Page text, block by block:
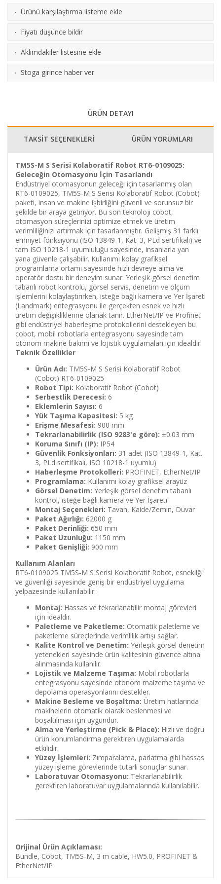
· Ürünü karşılaştırma listeme ekle
· Fiyatı düşünce bildir
· Aklımdakiler listesine ekle
· Stoga girince haber ver
ÜRÜN DETAYI
TAKSİT SEÇENEKLERİ ÜRÜN YORUMLARI
TM5S-M S Serisi Kolaboratif Robot RT6-0109025:
Geleceğin Otomasyonu İçin Tasarlandı
Endüstriyel otomasyonun geleceği için tasarlanmış olan
RT6-0109025, TM5S-M S Serisi Kolaboratif Robot (Cobot)
paketi, insan ve makine işbirliğini güvenli ve sorunsuz bir
şekilde bir araya getiriyor. Bu son teknoloji cobot,
otomasyon süreçlerinizi optimize etmek ve üretim
verimliliğinizi artırmak için tasarlanmıştır. Gelişmiş 31 farklı
emniyet fonksiyonu (ISO 13849-1, Kat. 3, PLd sertifikalı) ve
tam ISO 10218-1 uyumluluğu sayesinde, insanlarla yan
yana güvenle çalışabilir. Kullanımı kolay grafiksel
programlama ortamı sayesinde hızlı devreye alma ve
operatör dostu bir deneyim sunar. Yerleşik görsel denetim
tabanlı robot kontrolü, görsel servis, denetim ve ölçüm
işlemlerini kolaylaştırırken, isteğe bağlı kamera ve Yer İşareti
(Landmark) entegrasyonu ile gerçekten esnek ve hızlı
üretim değişikliklerine olanak tanır. EtherNet/IP ve Profinet
gibi endüstriyel haberleşme protokollerini destekleyen bu
cobot, mobil robotlarla entegrasyonu sayesinde tam
otonom makine bakımı ve lojistik uygulamaları için idealdir.
Teknik Özellikler
Ürün Adı: TM5S-M S Serisi Kolaboratif Robot
(Cobot) RT6-0109025
Robot Tipi: Kolaboratif Robot (Cobot)
Serbestlik Derecesi: 6
Eklemlerin Sayısı: 6
Yük Taşıma Kapasitesi: 5 kg
Erişme Mesafesi: 900 mm
Tekrarlanabilirlik (ISO 9283'e göre): ±0.03 mm
Koruma Sınıfı (IP): IP54
Güvenlik Fonksiyonları: 31 adet (ISO 13849-1, Kat.
3, PLd sertifikalı, ISO 10218-1 uyumlu)
Haberleşme Protokolleri: PROFINET, EtherNet/IP
Programlama: Kullanımı kolay grafiksel arayüz
Görsel Denetim: Yerleşik görsel denetim tabanlı
kontrol, isteğe bağlı kamera ve Yer İşareti
Montaj Seçenekleri: Tavan, Kaide/Zemin, Duvar
Paket Ağırlığı: 62000 g
Paket Derinliği: 650 mm
Paket Uzunluğu: 1150 mm
Paket Genişliği: 900 mm
Kullanım Alanları
RT6-0109025 TM5S-M S Serisi Kolaboratif Robot, esnekliği
ve güvenliği sayesinde geniş bir endüstriyel uygulama
yelpazesinde kullanılabilir:
Montaj: Hassas ve tekrarlanabilir montaj görevleri
için idealdir.
Paletleme ve Paketleme: Otomatik paletleme ve
paketleme süreçlerinde verimlilik artışı sağlar.
Kalite Kontrol ve Denetim: Yerleşik görsel denetim
yetenekleri sayesinde ürün kalitesinin güvence altına
alınmasında kullanılır.
Lojistik ve Malzeme Taşıma: Mobil robotlarla
entegrasyonu sayesinde otonom malzeme taşıma ve
depolama operasyonlarını destekler.
Makine Besleme ve Boşaltma: Üretim hatlarında
makinelerin otomatik olarak beslenmesi ve
boşaltılması için uygundur.
Alma ve Yerleştirme (Pick & Place): Hızlı ve doğru
ürün konumlandırma gerektiren uygulamalarda
etkilidir.
Yüzey İşlemleri: Zımparalama, parlatma gibi hassas
yüzey işleme görevlerinde tutarlı sonuçlar sunar.
Laboratuvar Otomasyonu: Tekrarlanabilirlik
gerektiren laboratuvar uygulamalarında kullanılabilir.
Orijinal Ürün Açıklaması:
Bundle, Cobot, TM5S-M, 3 m cable, HW5.0, PROFINET &
EtherNet/IP